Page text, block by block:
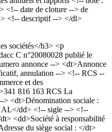
<!-- date de cloture --> de
<!-- descriptif --> </dl>
sociétés</h3> <p
C n°20080028 publié le
annonce --> <dt>Annonce
annulation --> <!-- RCS --
et des
816 163 RCS La
<dt>Dénomination sociale :
dd> <!-- sigle --> <!--
<dd>Société à responsabilité
du siège social : </dt>